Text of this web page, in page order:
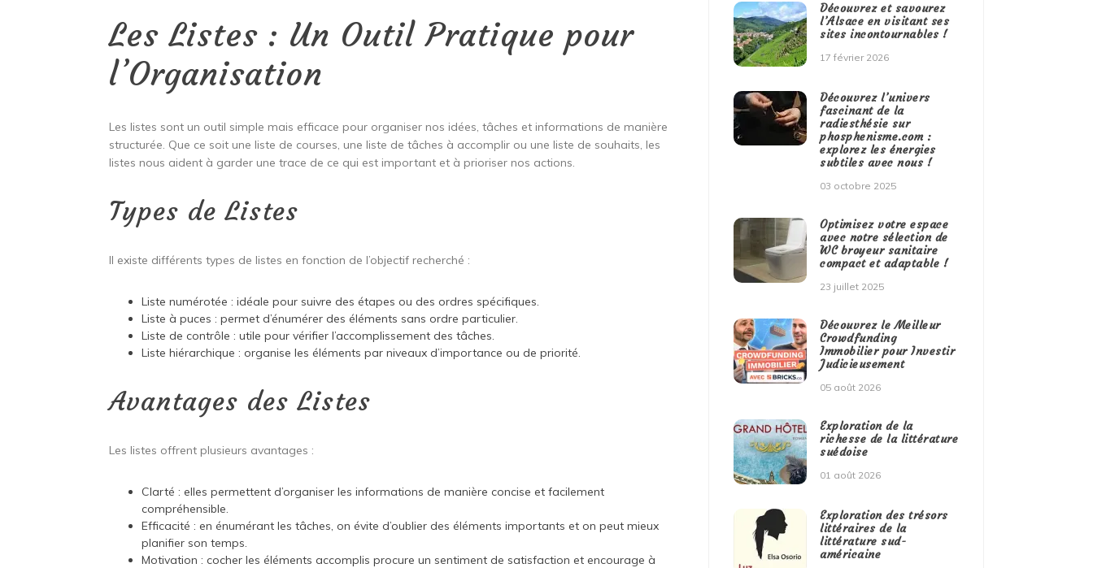
Les Listes : Un Outil Pratique pour
l’Organisation
Les listes sont un outil simple mais efficace pour organiser nos idées, tâches et informations de manière
structurée. Que ce soit une liste de courses, une liste de tâches à accomplir ou une liste de souhaits, les
listes nous aident à garder une trace de ce qui est important et à prioriser nos actions.
Types de Listes
Il existe différents types de listes en fonction de l’objectif recherché :
Liste numérotée : idéale pour suivre des étapes ou des ordres spécifiques.
Liste à puces : permet d’énumérer des éléments sans ordre particulier.
Liste de contrôle : utile pour vérifier l’accomplissement des tâches.
Liste hiérarchique : organise les éléments par niveaux d’importance ou de priorité.
Avantages des Listes
Les listes offrent plusieurs avantages :
Clarté : elles permettent d’organiser les informations de manière concise et facilement
compréhensible.
Efficacité : en énumérant les tâches, on évite d’oublier des éléments importants et on peut mieux
planifier son temps.
Motivation : cocher les éléments accomplis procure un sentiment de satisfaction et encourage à
Découvrez et savourez
l’Alsace en visitant ses
sites incontournables !
17 février 2026
Découvrez l’univers
fascinant de la
radiesthésie sur
phosphenisme.com :
explorez les énergies
subtiles avec nous !
03 octobre 2025
Optimisez votre espace
avec notre sélection de
WC broyeur sanitaire
compact et adaptable !
23 juillet 2025
Découvrez le Meilleur
Crowdfunding
Immobilier pour Investir
Judicieusement
05 août 2026
Exploration de la
richesse de la littérature
suédoise
01 août 2026
Exploration des trésors
littéraires de la
littérature sud-
américaine